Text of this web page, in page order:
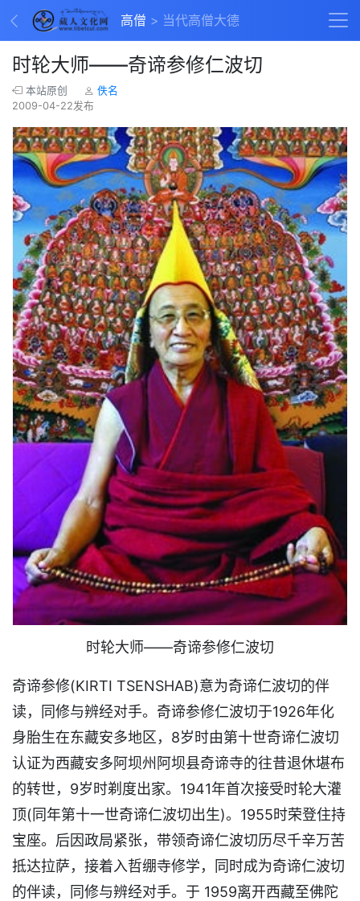
高僧 当代高僧大德
时轮大师——奇谛参修仁波切
本站原创
佚名
2009-04-22发布
时轮大师——奇谛参修仁波切
奇谛参修(KIRTI TSENSHAB)意为奇谛仁波切的伴
读，同修与辨经对手。奇谛参修仁波切于1926年化
身胎生在东藏安多地区，8岁时由第十世奇谛仁波切
认证为西藏安多阿坝州阿坝县奇谛寺的往昔退休堪布
的转世，9岁时剃度出家。1941年首次接受时轮大灌
顶(同年第十一世奇谛仁波切出生)。1955时荣登住持
宝座。后因政局紧张，带领奇谛仁波切历尽千辛万苦
抵达拉萨，接着入哲绷寺修学，同时成为奇谛仁波切
的伴读，同修与辨经对手。于 1959离开西藏至佛陀